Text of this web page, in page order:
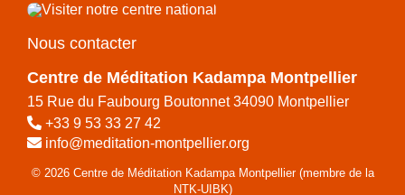
Nous contacter
Centre de Méditation Kadampa Montpellier
15 Rue du Faubourg Boutonnet 34090 Montpellier
+33 9 53 33 27 42
info@meditation-montpellier.org
© 2026 Centre de Méditation Kadampa Montpellier (membre de la
NTK-UIBK)